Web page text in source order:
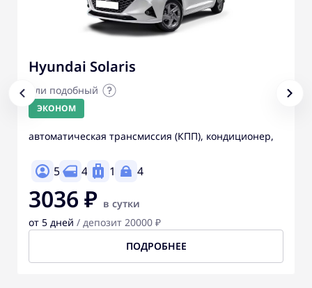
Hyundai Solaris
или подобный
ЭКОНОМ
автоматическая трансмиссия (КПП), кондиционер,
5 4 1 4
3036 ₽ в сутки
от 5 дней / депозит 20000 ₽
ПОДРОБНЕЕ